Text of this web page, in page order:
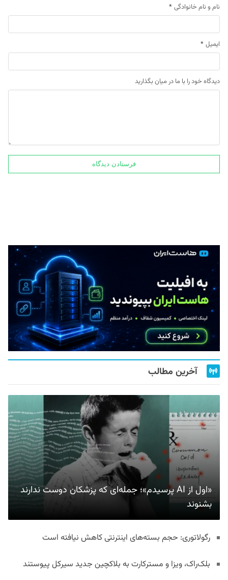
نام و نام خانوادگی *
ایمیل *
دیدگاه خود را با ما در میان بگذارید
آخرین مطالب
«اول از AI پرسیدم»؛ جمله‌ای که پزشکان دوست ندارند
بشنوند
رگولاتوری: حجم بسته‌های اینترنتی کاهش نیافته است
بلک‌راک، ویزا و مسترکارت به بلاکچین جدید سیرکل پیوستند